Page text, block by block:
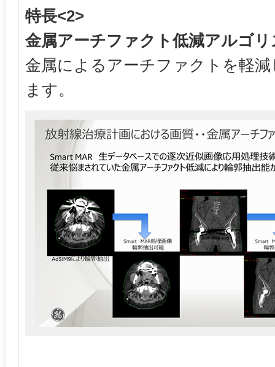
特長<2>
金属アーチファクト低減アルゴ
金属によるアーチファクトを軽
ます。